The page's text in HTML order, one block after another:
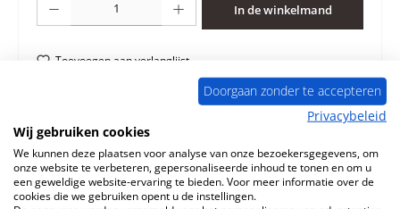
In de winkelmand
Toevoegen aan verlanglijst
Vraag over het product
Beschrijving
Doorgaan zonder te accepteren
Privacybeleid
Wij gebruiken cookies
We kunnen deze plaatsen voor analyse van onze bezoekersgegevens, om
onze website te verbeteren, gepersonaliseerde inhoud te tonen en om u
een geweldige website-ervaring te bieden. Voor meer informatie over de
cookies die we gebruiken opent u de instellingen.